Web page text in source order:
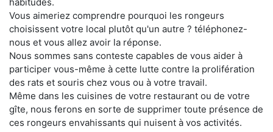
habitudes.
Vous aimeriez comprendre pourquoi les rongeurs
choisissent votre local plutôt qu'un autre ? téléphonez-
nous et vous allez avoir la réponse.
Nous sommes sans conteste capables de vous aider à
participer vous-même à cette lutte contre la prolifération
des rats et souris chez vous ou à votre travail.
Même dans les cuisines de votre restaurant ou de votre
gîte, nous ferons en sorte de supprimer toute présence de
ces rongeurs envahissants qui nuisent à vos activités.